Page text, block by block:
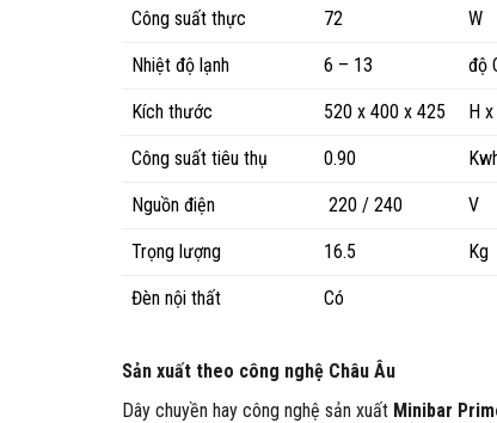
Công suất thực 72 W
Nhiệt độ lạnh 6 – 13 độ
Kích thước 520 x 400 x 425 H
Công suất tiêu thụ 0.90
Nguồn điện 220 / 240 V
Trọng lượng 16.5 Kg
Đèn nội thất Có
Sản xuất theo công nghệ Châu Âu
Dây chuyền hay công nghệ sản xuất Minibar